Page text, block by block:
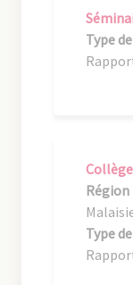
Type
Type